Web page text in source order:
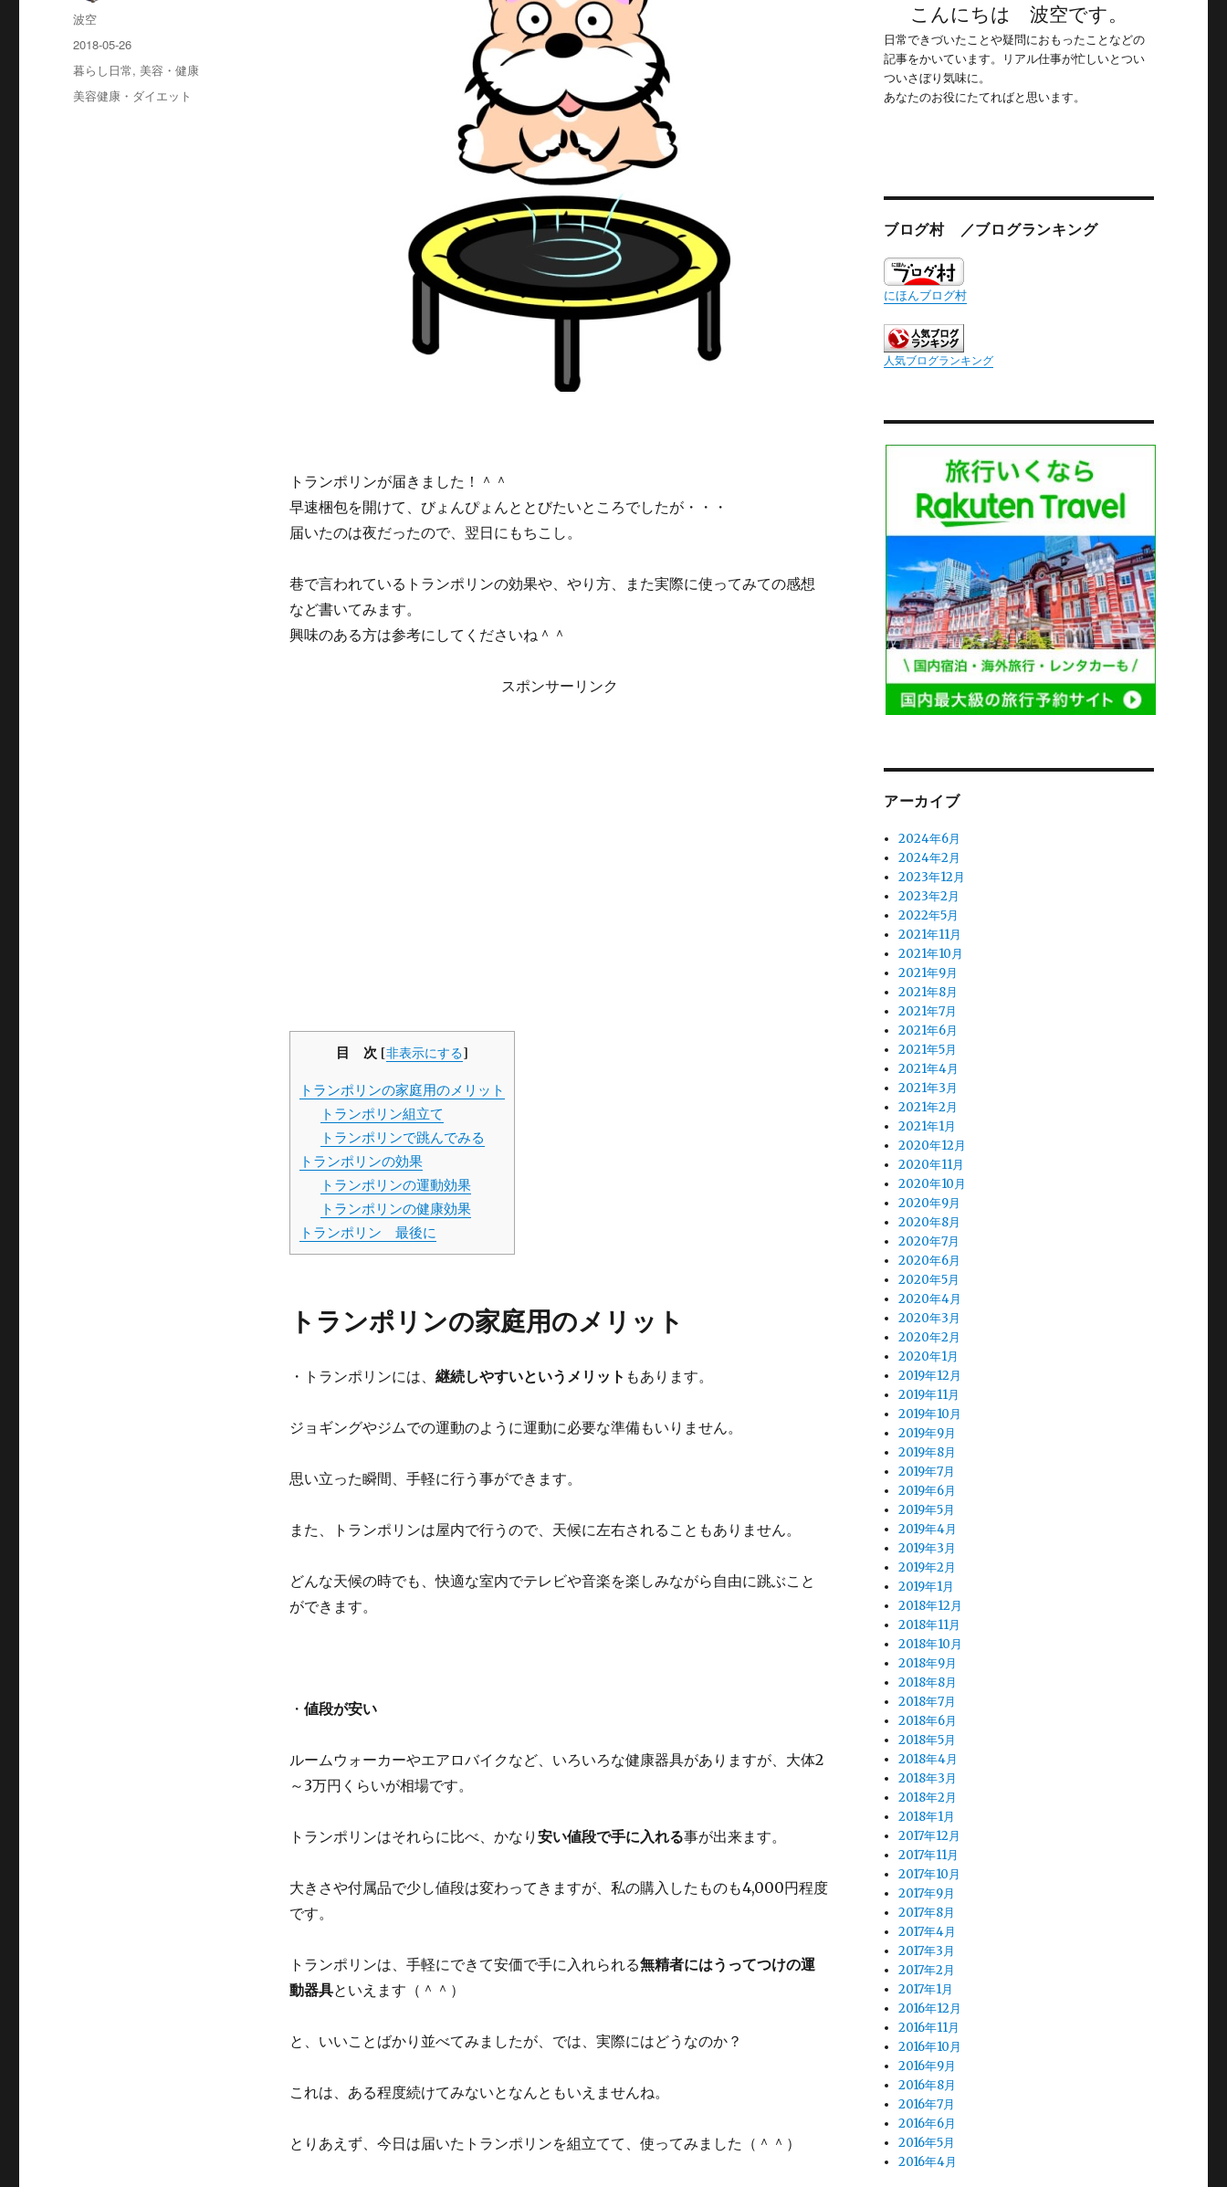
トランポリンが届きました！＾＾
早速梱包を開けて、びょんぴょんととびたいところでしたが・・・
届いたのは夜だったので、翌日にもちこし。
巷で言われているトランポリンの効果や、やり方、また実際に使ってみての感想
など書いてみます。
興味のある方は参考にしてくださいね＾＾
スポンサーリンク
目 次 [非表示にする]
トランポリンの家庭用のメリット
トランポリン組立て
トランポリンで跳んでみる
トランポリンの効果
トランポリンの運動効果
トランポリンの健康効果
トランポリン 最後に
トランポリンの家庭用のメリット
・トランポリンには、 継続しやすいというメリット もあります。
ジョギングやジムでの運動のように運動に必要な準備もいりません。
思い立った瞬間、手軽に行う事ができます。
また、トランポリンは屋内で行うので、天候に左右されることもありません。
どんな天候の時でも、快適な室内でテレビや音楽を楽しみながら自由に跳ぶこと
ができます。
・ 値段が安い
ルームウォーカーやエアロバイクなど、いろいろな健康器具がありますが、大体2
～3万円くらいが相場です。
トランポリンはそれらに比べ、かなり 安い値段で手に入れる事が出来ます。
大きさや付属品で少し値段は変わってきますが、私の購入したものも4,000円程度
です。
トランポリンは、手軽にできて安価で手に入れられる無精者にはうってつけの運
動器具といえます（＾＾）
と、いいことばかり並べてみましたが、では、実際にはどうなのか？
これは、ある程度続けてみないとなんともいえませんね。
とりあえず、今日は届いたトランポリンを組立てて、使ってみました（＾＾）
投
稿
波空
投
稿
日:
2018-05-26
カ
テ
ゴ
暮らし日常, 美容・健康
タ
美容健康・ダイエット
こんにちは 波空です。
日常できづいたことや疑問におもったことなどの
記事をかいています。リアル仕事が忙しいとつい
ついさぼり気味に。
あなたのお役にたてればと思います。
ブログ村 ／ブログランキング
にほんブログ村
人気ブログランキング
アーカイブ
2024年6月
2024年2月
2023年12月
2023年2月
2022年5月
2021年11月
2021年10月
2021年9月
2021年8月
2021年7月
2021年6月
2021年5月
2021年4月
2021年3月
2021年2月
2021年1月
2020年12月
2020年11月
2020年10月
2020年9月
2020年8月
2020年7月
2020年6月
2020年5月
2020年4月
2020年3月
2020年2月
2020年1月
2019年12月
2019年11月
2019年10月
2019年9月
2019年8月
2019年7月
2019年6月
2019年5月
2019年4月
2019年3月
2019年2月
2019年1月
2018年12月
2018年11月
2018年10月
2018年9月
2018年8月
2018年7月
2018年6月
2018年5月
2018年4月
2018年3月
2018年2月
2018年1月
2017年12月
2017年11月
2017年10月
2017年9月
2017年8月
2017年4月
2017年3月
2017年2月
2017年1月
2016年12月
2016年11月
2016年10月
2016年9月
2016年8月
2016年7月
2016年6月
2016年5月
2016年4月